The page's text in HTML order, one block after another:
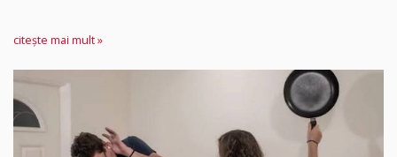
citește mai mult »